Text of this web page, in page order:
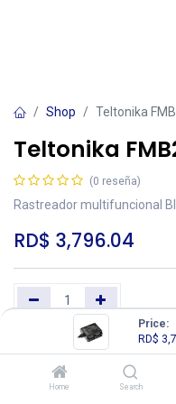
Price:
RD$
Home Search
Shop Teltonika
Teltonika
(0 reseña)
Rastreador multifuncional
RD$ 3,796.04
Add to Cart
Añadir a lista de deseos